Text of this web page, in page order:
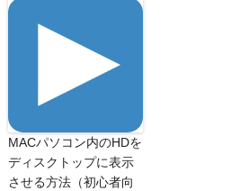
MACパソコン内のHDを
ディスクトップに表示
させる方法（初心者向